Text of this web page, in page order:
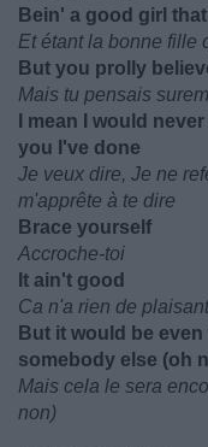
Bein' a good girl
Et étant la bonne fille
But you prolly
Mais tu pensais
I mean I would
you I've done
Je veux dire, Je ne
m'apprête à te dire
Brace yourself
Accroche-toi
It ain't good
Ca n'a rien de plaisant
But it would be
somebody else (oh
Mais cela le sera
non)